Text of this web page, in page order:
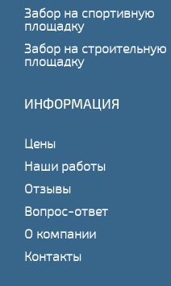
Забор на спортивную
площадку
Забор на строительную
площадку
ИНФОРМАЦИЯ
Цены
Наши работы
Отзывы
Вопрос-ответ
О компании
Контакты